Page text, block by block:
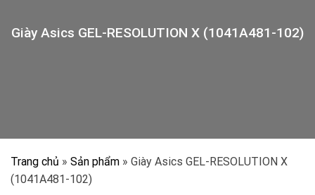
Giày Asics GEL-RESOLUTION X (1041A481-102)
Trang chủ » Sản phẩm » Giày Asics GEL-RESOLUTION X
(1041A481-102)